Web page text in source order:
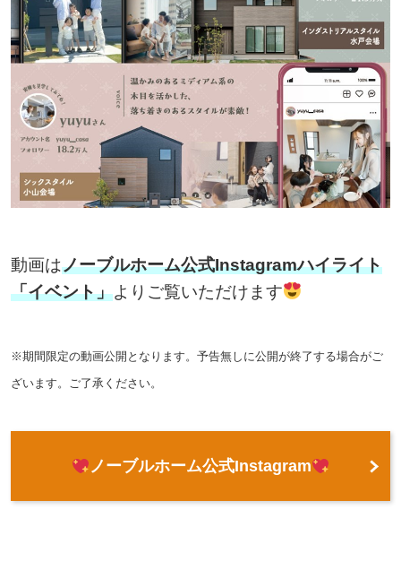
動画はノーブルホーム公式Instagramハイライト
「イベント」よりご覧いただけます
※期間限定の動画公開となります。予告無しに公開が終了する場合がご
ざいます。ご了承ください。
ノーブルホーム公式Instagram